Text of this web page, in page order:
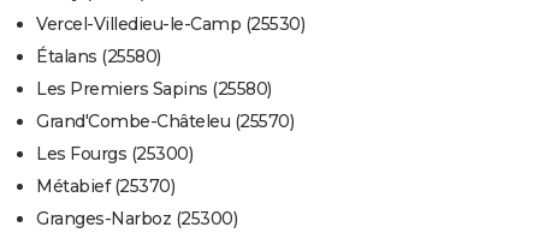
Vercel-Villedieu-le-Camp (25530)
Étalans (25580)
Les Premiers Sapins (25580)
Grand'Combe-Châteleu (25570)
Les Fourgs (25300)
Métabief (25370)
Granges-Narboz (25300)